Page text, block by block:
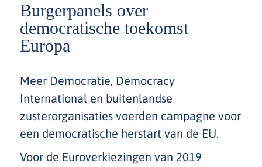
Burgerpanels over
democratische toekomst
Europa
Meer Democratie, Democracy
International en buitenlandse
zusterorganisaties voerden campagne voor
een democratische herstart van de EU.
Voor de Euroverkiezingen van 2019